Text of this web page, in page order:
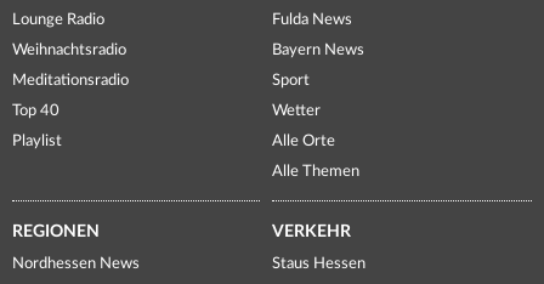
Lounge Radio
Weihnachtsradio
Meditationsradio
Top 40
Playlist
Fulda News
Bayern News
Sport
Wetter
Alle Orte
Alle Themen
REGIONEN
Nordhessen News
VERKEHR
Staus Hessen